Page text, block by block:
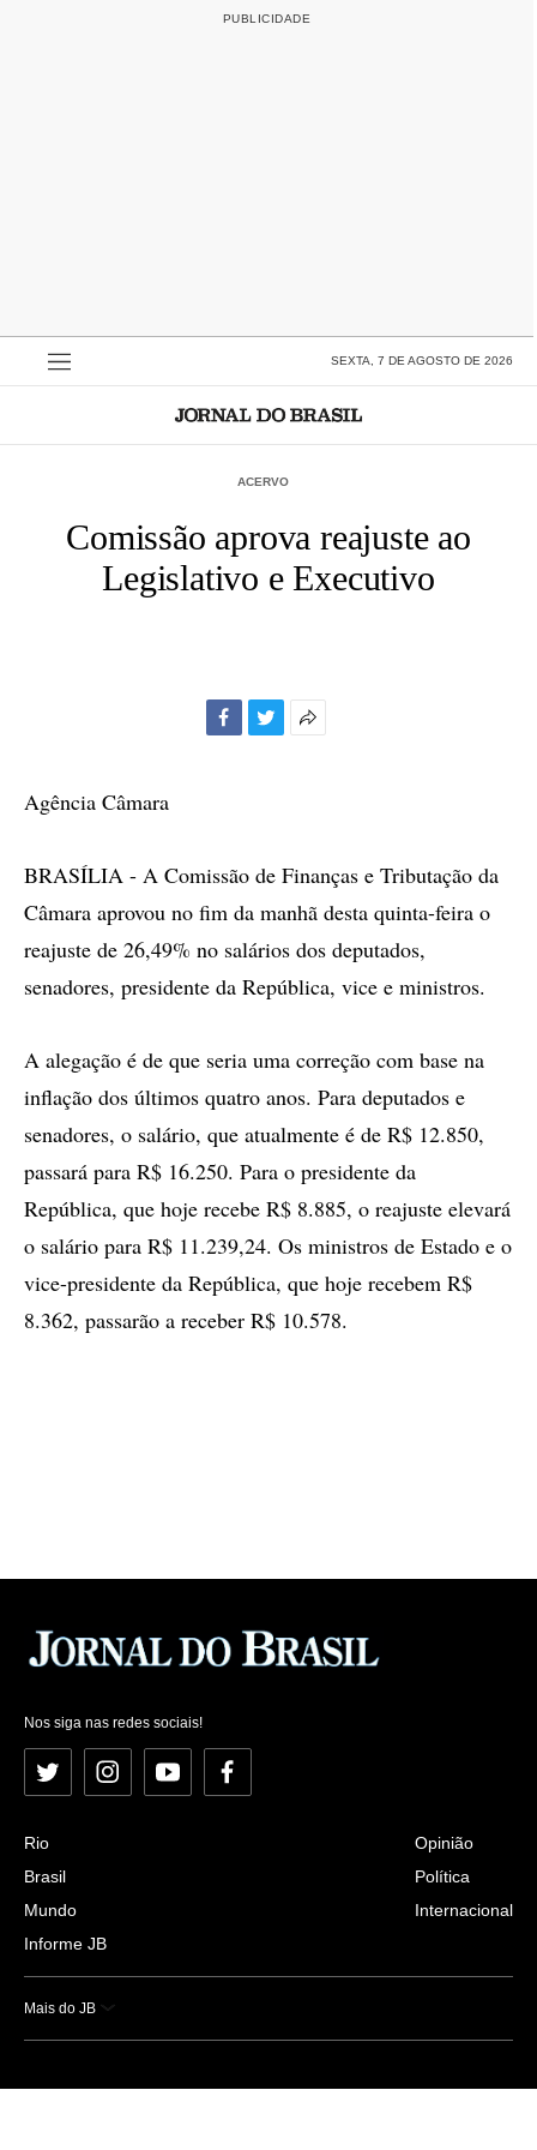
SEXTA, 7 DE AGOSTO DE 2026
ACERVO
Comissão aprova reajuste ao
Legislativo e Executivo
Agência Câmara
BRASÍLIA - A Comissão de Finanças e Tributação da
Câmara aprovou no fim da manhã desta quinta-feira o
reajuste de 26,49% no salários dos deputados,
senadores, presidente da República, vice e ministros.
A alegação é de que seria uma correção com base na
inflação dos últimos quatro anos. Para deputados e
senadores, o salário, que atualmente é de R$ 12.850,
passará para R$ 16.250. Para o presidente da
República, que hoje recebe R$ 8.885, o reajuste elevará
o salário para R$ 11.239,24. Os ministros de Estado e o
vice-presidente da República, que hoje recebem R$
8.362, passarão a receber R$ 10.578.
Nos siga nas redes sociais!
Twitter InstagramYouTubeFacebook
Rio
Brasil
Mundo
Informe JB
Opinião
Política
Internacional
Mais do JB
Esportes